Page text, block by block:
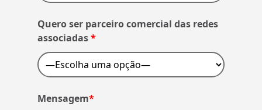
Quero ser parceiro comercial das redes
associadas*
Mensagem*